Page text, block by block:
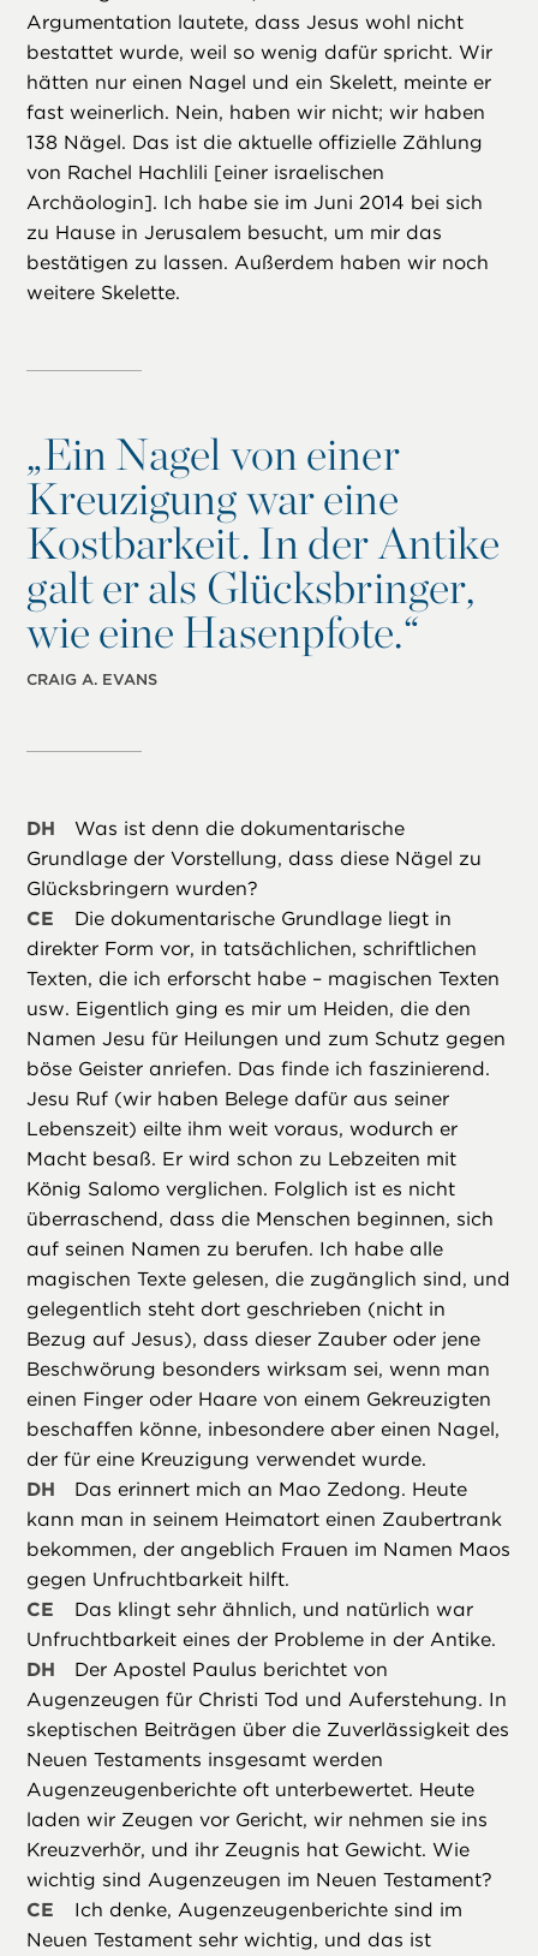
Argumentation lautete, dass Jesus wohl nicht
bestattet wurde, weil so wenig dafür spricht. Wir
hätten nur einen Nagel und ein Skelett, meinte er
fast weinerlich. Nein, haben wir nicht; wir haben
138 Nägel. Das ist die aktuelle offizielle Zählung
von Rachel Hachlili [einer israelischen
Archäologin]. Ich habe sie im Juni 2014 bei sich
zu Hause in Jerusalem besucht, um mir das
bestätigen zu lassen. Außerdem haben wir noch
weitere Skelette.
„Ein Nagel von einer
Kreuzigung war eine
Kostbarkeit. In der Antike
galt er als Glücksbringer,
wie eine Hasenpfote.“
CRAIG A. EVANS
DH
Was ist denn die dokumentarische
Grundlage der Vorstellung, dass diese Nägel zu
Glücksbringern wurden?
CE
Die dokumentarische Grundlage liegt in
direkter Form vor, in tatsächlichen, schriftlichen
Texten, die ich erforscht habe – magischen Texten
usw. Eigentlich ging es mir um Heiden, die den
Namen Jesu für Heilungen und zum Schutz gegen
böse Geister anriefen. Das finde ich faszinierend.
Jesu Ruf (wir haben Belege dafür aus seiner
Lebenszeit) eilte ihm weit voraus, wodurch er
Macht besaß. Er wird schon zu Lebzeiten mit
König Salomo verglichen. Folglich ist es nicht
überraschend, dass die Menschen beginnen, sich
auf seinen Namen zu berufen. Ich habe alle
magischen Texte gelesen, die zugänglich sind, und
gelegentlich steht dort geschrieben (nicht in
Bezug auf Jesus), dass dieser Zauber oder jene
Beschwörung besonders wirksam sei, wenn man
einen Finger oder Haare von einem Gekreuzigten
beschaffen könne, inbesondere aber einen Nagel,
der für eine Kreuzigung verwendet wurde.
DH
Das erinnert mich an Mao Zedong. Heute
kann man in seinem Heimatort einen Zaubertrank
bekommen, der angeblich Frauen im Namen Maos
gegen Unfruchtbarkeit hilft.
CE
Das klingt sehr ähnlich, und natürlich war
Unfruchtbarkeit eines der Probleme in der Antike.
DH
Der Apostel Paulus berichtet von
Augenzeugen für Christi Tod und Auferstehung. In
skeptischen Beiträgen über die Zuverlässigkeit des
Neuen Testaments insgesamt werden
Augenzeugenberichte oft unterbewertet. Heute
laden wir Zeugen vor Gericht, wir nehmen sie ins
Kreuzverhör, und ihr Zeugnis hat Gewicht. Wie
wichtig sind Augenzeugen im Neuen Testament?
CE
Ich denke, Augenzeugenberichte sind im
Neuen Testament sehr wichtig, und das ist